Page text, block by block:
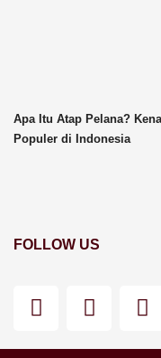
Apa Itu Atap Pelana?
Populer di Indonesia
FOLLOW US
F
a
I
n
Y
o